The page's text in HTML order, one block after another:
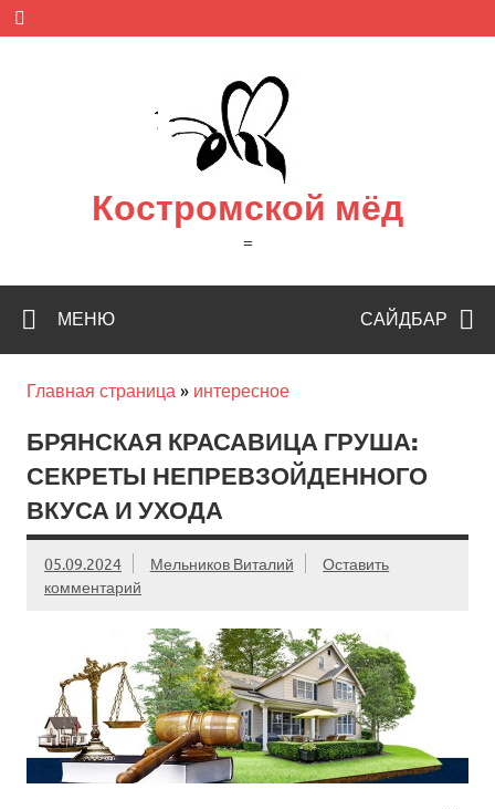
Skip
content
Костромской мёд
=
САЙДБАР
МЕНЮ
Главная страница » интересное
БРЯНСКАЯ КРАСАВИЦА ГРУША:
СЕКРЕТЫ НЕПРЕВЗОЙДЕННОГО
ВКУСА И УХОДА
05.09.2024 Мельников Виталий
Оставить
комментарий